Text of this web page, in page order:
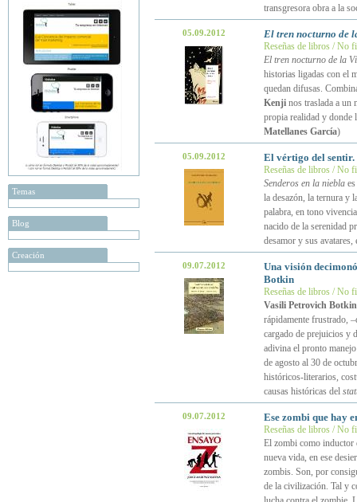
Temas
Blog
Creación
transgresora obra a la
05.09.2012 El tren nocturno de
Reseñas de libros / No
El tren nocturno de la
historias ligadas con el
quedan difusas.
Kenjinos traslada a un
propia realidad y donde
Matellanes García)
05.09.2012 El vértigo del
Reseñas de libros / No
Senderos en la nieblaes
la desazón, la ternura y
palabra, en tono
nacido de la serenidad
desamor y sus
09.07.2012
Una visión
Botkin
Reseñas de libros / No
Vasili Petrovich Botkin
rápidamente frustrado,
cargado de prejuicios y
adivina el pronto
de agosto al 30 de
históricos-literarios,
causas históricas del
09.07.2012 Ese zombi que hay
Reseñas de libros / No
El zombi como inductor
nueva vida, en ese
zombis. Son, por
de la civilización. Tal y